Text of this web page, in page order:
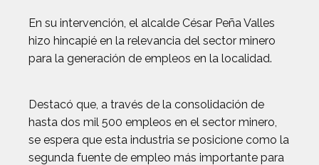
En su intervención, el alcalde César Peña Valles
hizo hincapié en la relevancia del sector minero
para la generación de empleos en la localidad.
Destacó que, a través de la consolidación de
hasta dos mil 500 empleos en el sector minero,
se espera que esta industria se posicione como la
segunda fuente de empleo más importante para